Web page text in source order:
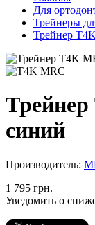
Для
Трейнеры
Трейнер
синий
Производитель:
1 795 грн.
Уведомить о